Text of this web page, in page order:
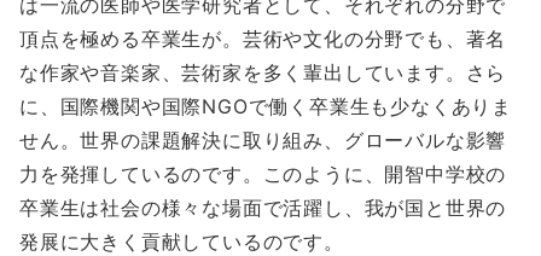
は一流の医師や医学研究者として、それぞれの分野で
頂点を極める卒業生が。芸術や文化の分野でも、著名
な作家や音楽家、芸術家を多く輩出しています。さら
に、国際機関や国際NGOで働く卒業生も少なくありま
せん。世界の課題解決に取り組み、グローバルな影響
力を発揮しているのです。このように、開智中学校の
卒業生は社会の様々な場面で活躍し、我が国と世界の
発展に大きく貢献しているのです。